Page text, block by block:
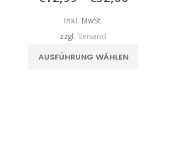
Inkl. MwSt.
zzgl. Versand
AUSFÜHRUNG WÄHLEN